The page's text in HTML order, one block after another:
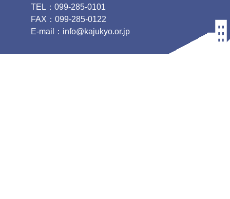
TEL：099-285-0101
FAX：099-285-0122
E-mail：info@kajukyo.or.jp